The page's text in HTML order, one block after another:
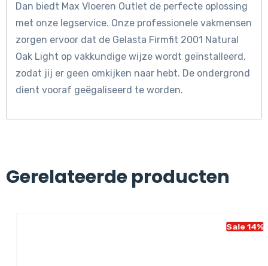
Dan biedt Max Vloeren Outlet de perfecte oplossing
met onze legservice. Onze professionele vakmensen
zorgen ervoor dat de Gelasta Firmfit 2001 Natural
Oak Light op vakkundige wijze wordt geïnstalleerd,
zodat jij er geen omkijken naar hebt. De ondergrond
dient vooraf geëgaliseerd te worden.
Gerelateerde producten
Sale 14%